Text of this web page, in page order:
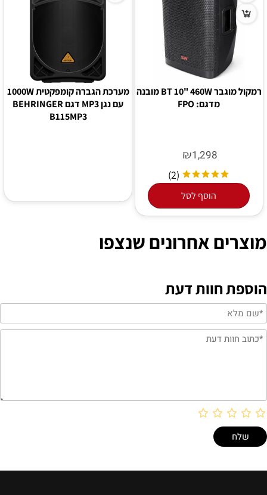
רמקול מוגבר BT 10" 460W מובנה
מדגם: FPO
₪1,298
(2)
הוסף לסל
מערכת הגברה קומפקטית 1000W
עם נגן MP3 דגם BEHRINGER
B115MP3
מוצרים אחרונים שנצפו
הוספת חוות דעת